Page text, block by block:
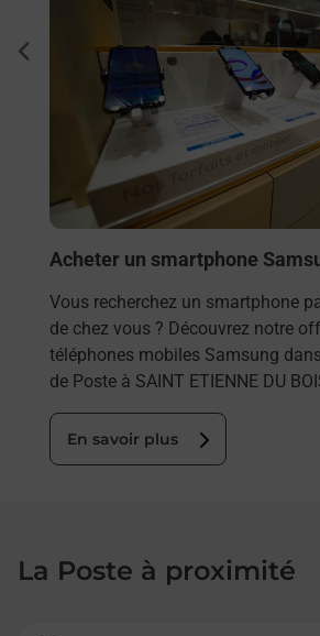
Acheter un smartphone
Vous recherchez un smartphone
de chez vous ? Découvrez notre
téléphones mobiles Samsung
de Poste à SAINT ETIENNE DU
En savoir plus
La Poste à proximité